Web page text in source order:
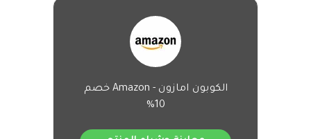
الكوبون امازون - Amazon خصم
10%